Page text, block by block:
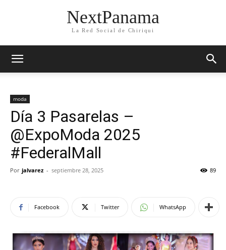
NextPanama
La Red Social de Chiriqui
moda
Día 3 Pasarelas –
@ExpoModa 2025
#FederalMall
Por jalvarez - septiembre 28, 2025 89
Facebook Twitter WhatsApp